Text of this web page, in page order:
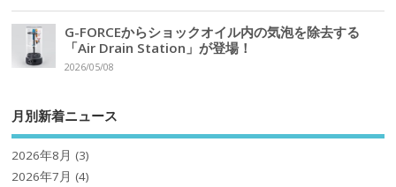
G-FORCEからショックオイル内の気泡を除去する
「Air Drain Station」が登場！
2026/05/08
月別新着ニュース
2026年8月 (3)
2026年7月 (4)